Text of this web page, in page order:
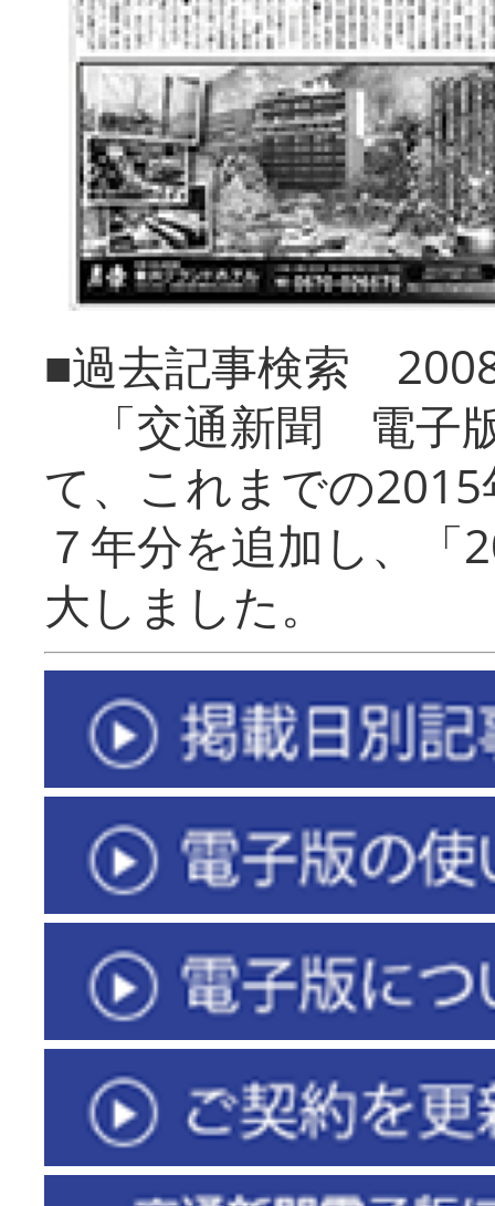
■過去記事検索
「交通新聞 電子
て、これまでの
７年分を追加し、「
大しまし